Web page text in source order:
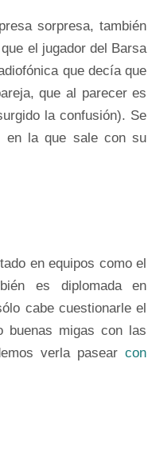
sorpresa, también
el jugador del Barsa
que decía que
que al parecer es
la confusión). Se
en la que sale con su
en equipos como el
es diplomada en
cabe cuestionarle el
buenas migas con las
verla pasearcon